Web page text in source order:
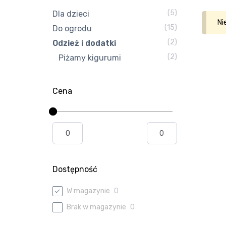
Dla dzieci (5)
Do ogrodu (15)
Odzież i dodatki (2)
Piżamy kigurumi (2)
Cena
Dostępność
W magazynie 0
Brak w magazynie 0